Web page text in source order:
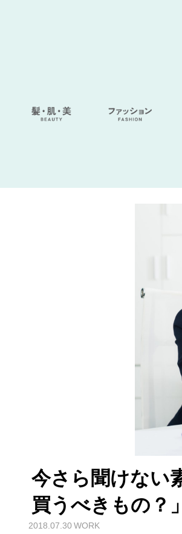
今さら聞けない
買うべきもの？」
2018.07.30 WORK